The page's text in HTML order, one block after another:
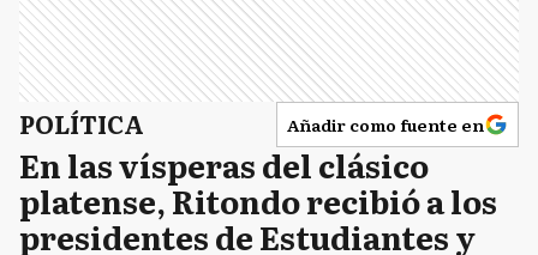
POLÍTICA Añadir como fuente en
En las vísperas del clásico
platense, Ritondo recibió a los
presidentes de Estudiantes y